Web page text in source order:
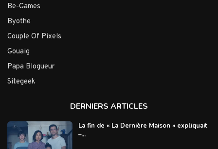
Be-Games
Byothe
Couple Of Pixels
Gouaig
Papa Blogueur
Sitegeek
DERNIERS ARTICLES
La fin de « La Dernière Maison » expliquait
–...